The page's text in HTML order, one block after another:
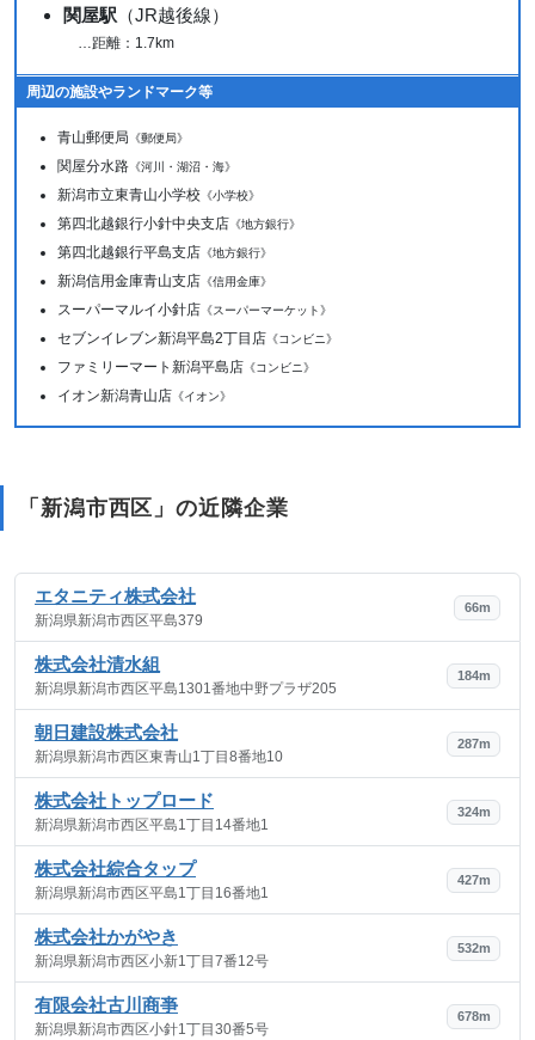
関屋駅 （JR越後線）
…距離：1.7km
周辺の施設やランドマーク等
青山郵便局 《郵便局》
関屋分水路 《河川・湖沼・海》
新潟市立東青山小学校 《小学校》
第四北越銀行小針中央支店 《地方銀行》
第四北越銀行平島支店 《地方銀行》
新潟信用金庫青山支店 《信用金庫》
スーパーマルイ小針店 《スーパーマーケット》
セブンイレブン新潟平島2丁目店 《コンビニ》
ファミリーマート新潟平島店 《コンビニ》
イオン新潟青山店 《イオン》
「新潟市西区」の近隣企業
エタニティ株式会社
新潟県新潟市西区平島379
66m
株式会社清水組
新潟県新潟市西区平島1301番地中野プラザ205
184m
朝日建設株式会社
新潟県新潟市西区東青山1丁目8番地10
287m
株式会社トップロード
新潟県新潟市西区平島1丁目14番地1
324m
株式会社綜合タップ
新潟県新潟市西区平島1丁目16番地1
427m
株式会社かがやき
新潟県新潟市西区小新1丁目7番12号
532m
有限会社古川商亊
新潟県新潟市西区小針1丁目30番5号
678m